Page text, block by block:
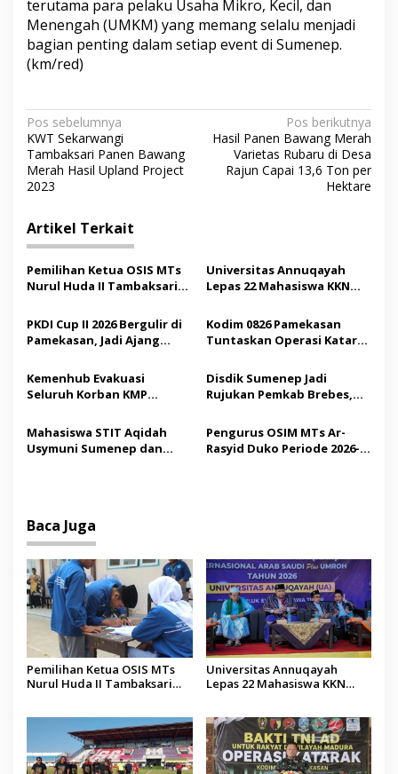
terutama para pelaku Usaha Mikro, Kecil, dan
Menengah (UMKM) yang memang selalu menjadi
bagian penting dalam setiap event di Sumenep.
(km/red)
N
a
v
i
g
a
s
i
p
o
s
Pos sebelumnya
KWT Sekarwangi
Tambaksari Panen Bawang
Merah Hasil Upland Project
2023
Pos berikutnya
Hasil Panen Bawang Merah
Varietas Rubaru di Desa
Rajun Capai 13,6 Ton per
Hektare
Artikel Terkait
Pemilihan Ketua OSIS MTs
Nurul Huda II Tambaksari
Demokrasi bagi Siswa
Universitas Annuqayah
Lepas 22 Mahasiswa KKN
Saudi
PKDI Cup II 2026 Bergulir di
Pamekasan, Jadi Ajang
Madura
Kodim 0826 Pamekasan
Tuntaskan Operasi Katarak
Tindakan Medis
Kemenhub Evakuasi
Seluruh Korban KMP
Operator Diaudit
Disdik Sumenep Jadi
Rujukan Pemkab Brebes,
Pendidikan Berbasis
Budaya
Mahasiswa STIT Aqidah
Usymuni Sumenep dan
Pengurus OSIM MTs Ar-
Rasyid Duko Periode 2026-
Baca Juga
Pemilihan Ketua OSIS MTs
Nurul Huda II Tambaksari
Universitas Annuqayah
Lepas 22 Mahasiswa KKN